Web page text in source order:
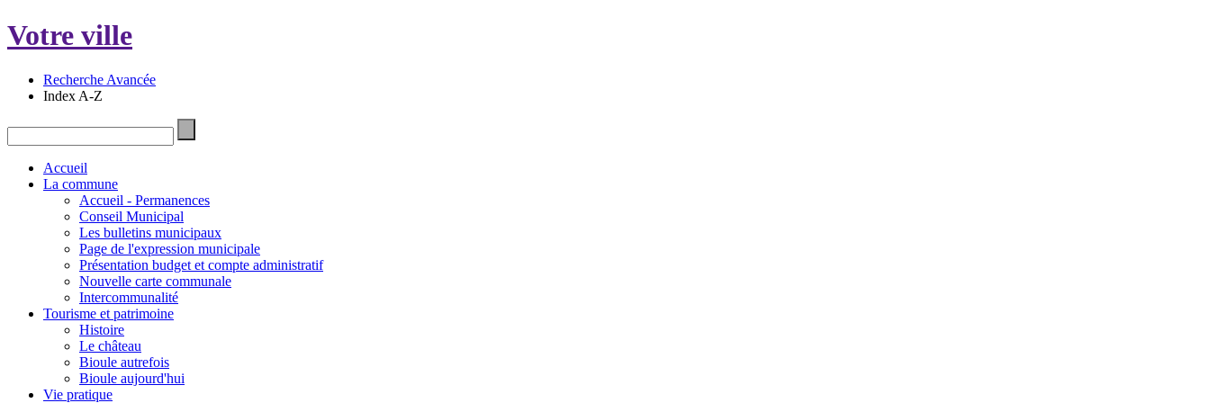
Votre ville
Recherche Avancée
Index A-Z
Accueil
La commune
Accueil - Permanences
Conseil Municipal
Les bulletins municipaux
Page de l'expression municipale
Présentation budget et compte administratif
Nouvelle carte communale
Intercommunalité
Tourisme et patrimoine
Histoire
Le château
Bioule autrefois
Bioule aujourd'hui
Vie pratique